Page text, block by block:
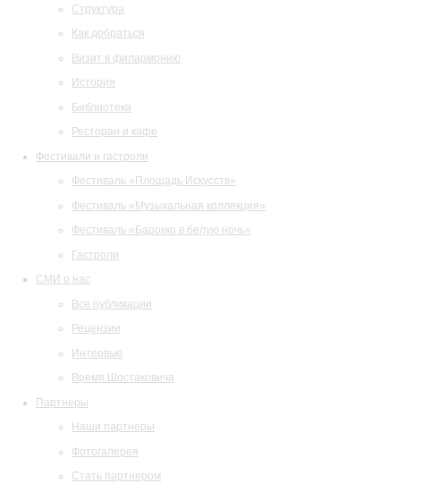
Структура
Как добраться
Визит в филармонию
История
Библиотека
Ресторан и кафе
Фестивали и гастроли
Фестиваль «Площадь Искусств»
Фестиваль «Музыкальная коллекция»
Фестиваль «Барокко в белую ночь»
Гастроли
СМИ о нас
Все публикации
Рецензии
Интервью
Время Шостаковича
Партнеры
Наши партнеры
Фотогалерея
Стать партнером